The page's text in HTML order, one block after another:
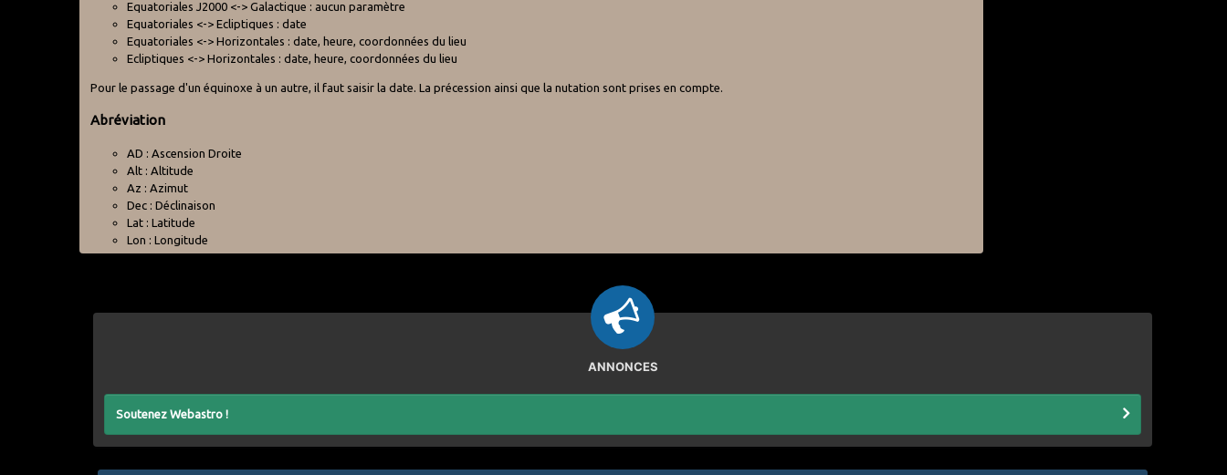
Equatoriales J2000 <-> Galactique : aucun paramètre
Equatoriales <-> Ecliptiques : date
Equatoriales <-> Horizontales : date, heure, coordonnées du lieu
Ecliptiques <-> Horizontales : date, heure, coordonnées du lieu
Pour le passage d'un équinoxe à un autre, il faut saisir la date. La précession ainsi que la nutation sont prises en compte.
Abréviation
AD : Ascension Droite
Alt : Altitude
Az : Azimut
Dec : Déclinaison
Lat : Latitude
Lon : Longitude
ANNONCES
Soutenez Webastro !